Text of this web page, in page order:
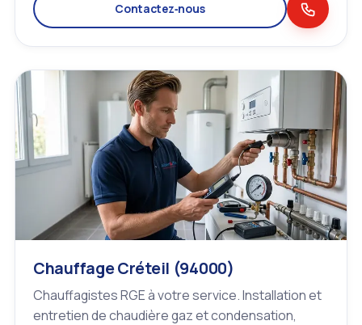
Contactez‑nous
Chauffage Créteil (94000)
Chauffagistes RGE à votre service. Installation et
entretien de chaudière gaz et condensation,